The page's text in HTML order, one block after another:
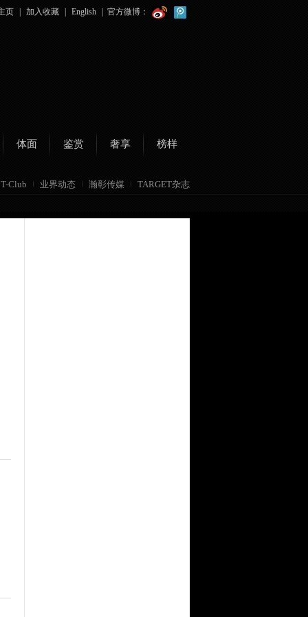
页 加入收藏 English 官方微博：
体面 鉴赏 奢享 榜样
T-Club 业界动态 瀚彰传媒 TARGET杂志